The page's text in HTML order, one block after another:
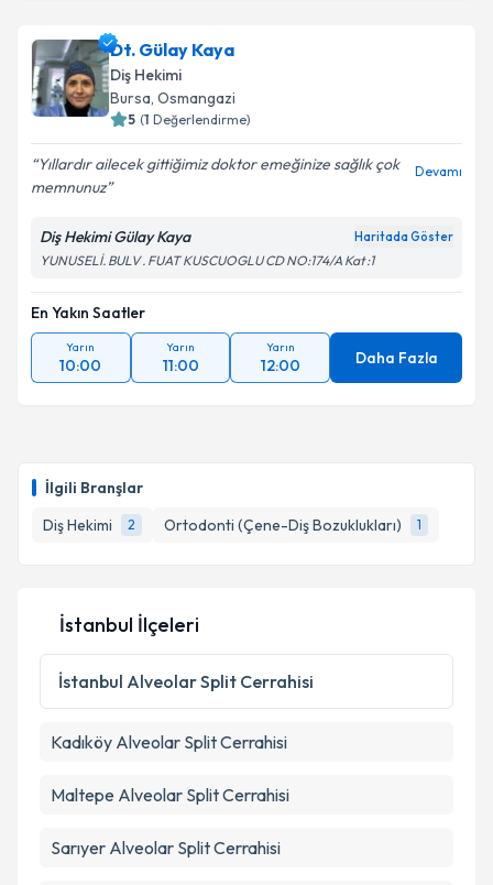
İlgili Branşlar
Diş Hekimi
2 Ortodonti (Çene-Diş Bozuklukları) 1
Dt. Sertaç Kızılkayaiçin randevu takvimi talebi
oluşturun. Size bu uzmandan randevu almanız için bir
takvim hazırlandığında e-posta ile bilgilendireceğiz.
Kişisel verilerimin işlenmesine ilişkin
Aydınlatma
Metni'ni okudum ve kişisel verilerimin belirtilen
kapsamda işlenmesini kabul ediyorum.
Takvim Talebini Gönder
Dt. Gülay Kaya
Diş Hekimi
Bursa, Osmangazi
5 (1 Değerlendirme)
Yıllardır ailecek gittiğimiz doktor emeğinize sağlık çok
memnunuz
Devamı
Diş Hekimi Gülay Kaya Haritada Göster
YUNUSELİ. BULV . FUAT KUSCUOGLU CD NO:174/A Kat :1
En Yakın Saatler
Yarın
10:00
Yarın
11:00
Yarın
12:00 Daha Fazla
İstanbul İlçeleri
İstanbul Alveolar Split Cerrahisi
Kadıköy Alveolar Split Cerrahisi
Maltepe Alveolar Split Cerrahisi
Sarıyer Alveolar Split Cerrahisi